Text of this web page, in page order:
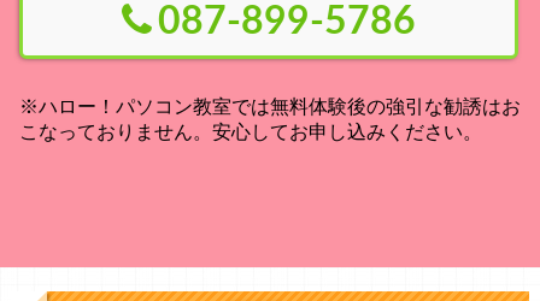
087-899-5786
※ハロー！パソコン教室では無料体験後の強引な勧誘はお
こなっておりません。安心してお申し込みください。